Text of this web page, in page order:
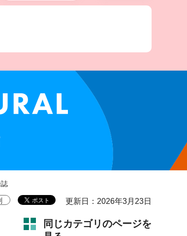
更新日：2026年3月23日
同じカテゴリのページを